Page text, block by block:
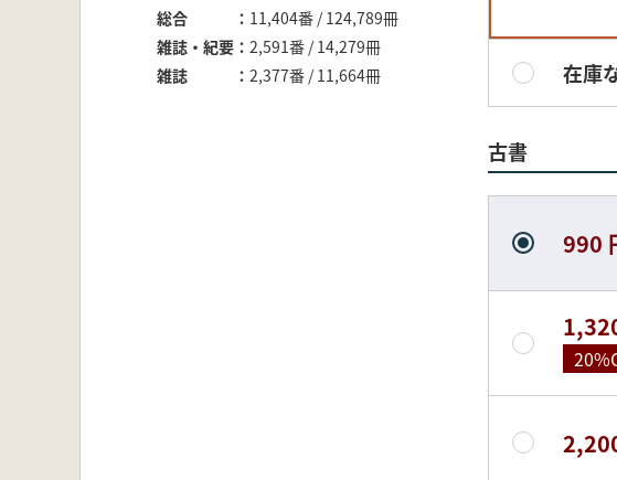
総合
11,404番 / 124,789冊
雑誌・紀要
2,591番 / 14,279冊
雑誌
2,377番 / 11,664冊 在庫
古書
990